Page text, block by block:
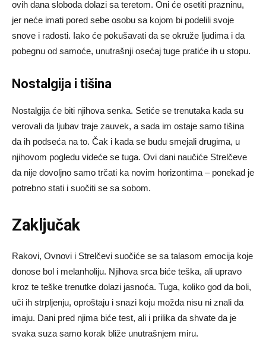
ovih dana sloboda dolazi sa teretom. Oni će osetiti prazninu,
jer neće imati pored sebe osobu sa kojom bi podelili svoje
snove i radosti. Iako će pokušavati da se okruže ljudima i da
pobegnu od samoće, unutrašnji osećaj tuge pratiće ih u stopu.
Nostalgija i tišina
Nostalgija će biti njihova senka. Setiće se trenutaka kada su
verovali da ljubav traje zauvek, a sada im ostaje samo tišina
da ih podseća na to. Čak i kada se budu smejali drugima, u
njihovom pogledu videće se tuga. Ovi dani naučiće Strelčeve
da nije dovoljno samo trčati ka novim horizontima – ponekad je
potrebno stati i suočiti se sa sobom.
Zaključak
Rakovi, Ovnovi i Strelčevi suočiće se sa talasom emocija koje
donose bol i melanholiju. Njihova srca biće teška, ali upravo
kroz te teške trenutke dolazi jasnoća. Tuga, koliko god da boli,
uči ih strpljenju, oproštaju i snazi koju možda nisu ni znali da
imaju. Dani pred njima biće test, ali i prilika da shvate da je
svaka suza samo korak bliže unutrašnjem miru.